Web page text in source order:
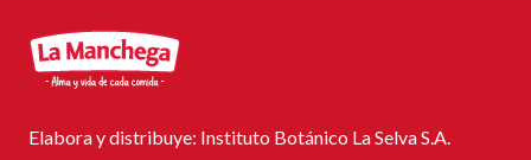
Elabora y distribuye: Instituto Botánico La Selva S.A.